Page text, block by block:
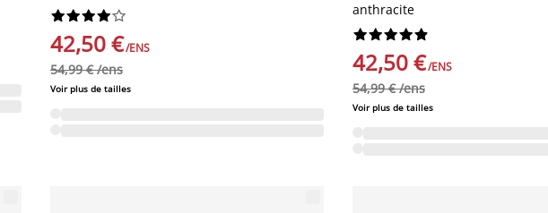






42,50 €/ENS
54,99 € /ens
Voir plus de tailles
anthracite






42,50 €/ENS
54,99 € /ens
Voir plus de tailles